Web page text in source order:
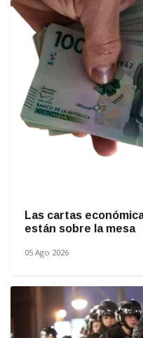
Las cartas
están sobre la mesa
05 Ago 2026